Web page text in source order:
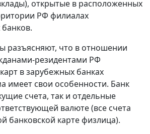
открытые в расположенных
РФ филиалах
разъясняют, что в отношении
резидентами РФ
в зарубежных банках
имеет свои особенности. Банк
счета, так и отдельные
валюте (все счета
банковской карте физлица).